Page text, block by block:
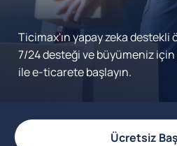
Ticimax'ın yapay zeka destekli
7/24 desteği ve büyümeniz
ile e-ticarete başlayın.
Ücretsiz